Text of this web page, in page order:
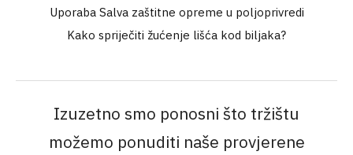
Uporaba Salva zaštitne opreme u poljoprivredi
Kako spriječiti žućenje lišća kod biljaka?
Izuzetno smo ponosni što tržištu
možemo ponuditi naše provjerene